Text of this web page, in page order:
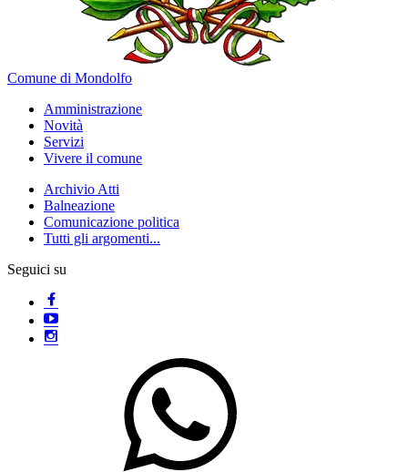
Comune di Mondolfo
Amministrazione
Novità
Servizi
Vivere il comune
Archivio Atti
Balneazione
Comunicazione politica
Tutti gli argomenti...
Seguici su